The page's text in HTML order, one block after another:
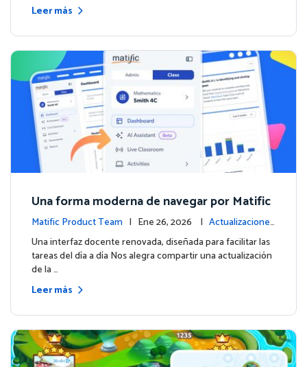
Leer más
Una forma moderna de navegar por Matific
Matific Product Team | Ene 26, 2026 | Actualizaciones
de la plataforma
Una interfaz docente renovada, diseñada para facilitar las
tareas del día a día Nos alegra compartir una actualización
de la …
Leer más